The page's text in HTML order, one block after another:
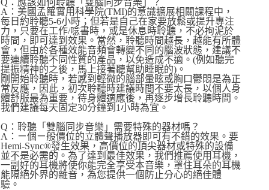
A：美國孟羅實用科學院(TMI)的意識擴展相關課程中，
每日約聆聽5-6小時；但若是自己在家要放鬆或提升專注
力，只要在工作/唸書時，或是休息時聆聽，不必拘泥於
時間，即可達到效果。當然，聆聽時間越長，越能有所體
會，但由於各種效能音頻會轉變不同的腦波狀態，建議不
要連續聆聽不同性質的產品，以免造成不適。(例如聽完
提振精神的之後，馬上接著聽幫助睡眠的)。
剛開始聆聽時，若感到輕微的腦部暈眩或胸口鬱悶是為正
常反應，因此，初次聆聽時建議時間不要太長，以個人身
體舒服最為重要，待身體適應後，再逐步增長聆聽時間。
我們建議每天固定30分鐘到1小時為宜。
Q：聆聽「雙腦同步音樂」需要特殊的器材嗎？
A：ㄧ個ㄧ般價位的立體聲播放器即可有不錯的效果。要
Hemi-Sync®發生效果，高價位的頂尖器材或特殊的設備
並不是必需的。為了達到最佳效果，我們推薦使用耳機，
一副好的耳機將使你能完全享受本音樂，罩住耳朵的耳機
能隔絕外界的雜音，為您提供一個防止分心的絕佳體
驗。